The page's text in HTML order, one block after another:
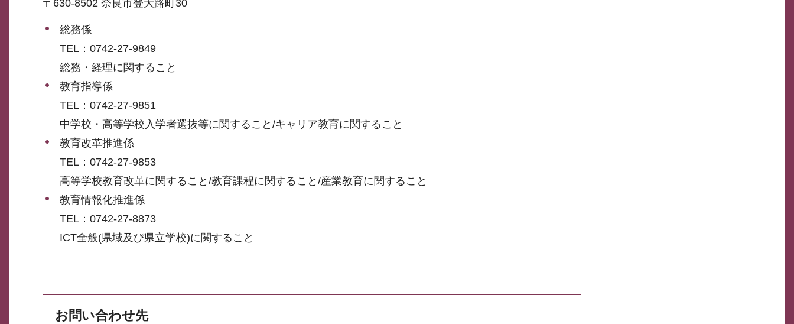
〒630-8502 奈良市登大路町30
総務係
TEL：0742-27-9849
総務・経理に関すること
教育指導係
TEL：0742-27-9851
中学校・高等学校入学者選抜等に関すること/キャリア教育に関すること
教育改革推進係
TEL：0742-27-9853
高等学校教育改革に関すること/教育課程に関すること/産業教育に関すること
教育情報化推進係
TEL：0742-27-8873
ICT全般(県域及び県立学校)に関すること
お問い合わせ先